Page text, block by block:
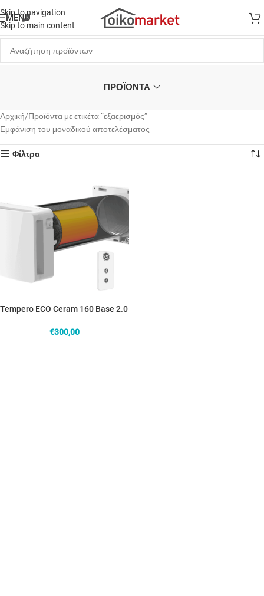
Skip to navigation
Skip to main content
MENU
ΠΡΟΪΟΝΤΑ
Αρχική Προϊόντα με ετικέτα “εξαερισμός”
Εμφάνιση του μοναδικού αποτελέσματος
Φίλτρα
Tempero ECO Ceram 160 Base 2.0
€300,00